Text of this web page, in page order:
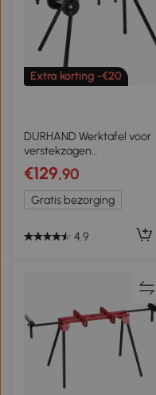
Extra korting -€20
DURHAND Werktafel voor
verstekzagen
staalverstekzaag 123,5 -
245 cm
€129,90
Gratis bezorging
4.9